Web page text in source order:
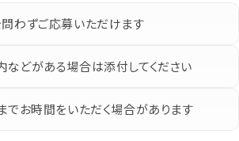
わずご応募いただけます
どがある場合は添付してください
でお時間をいただく場合があります